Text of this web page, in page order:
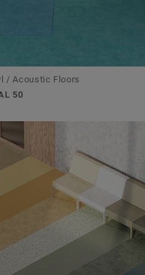
/ Acoustic Floors
50